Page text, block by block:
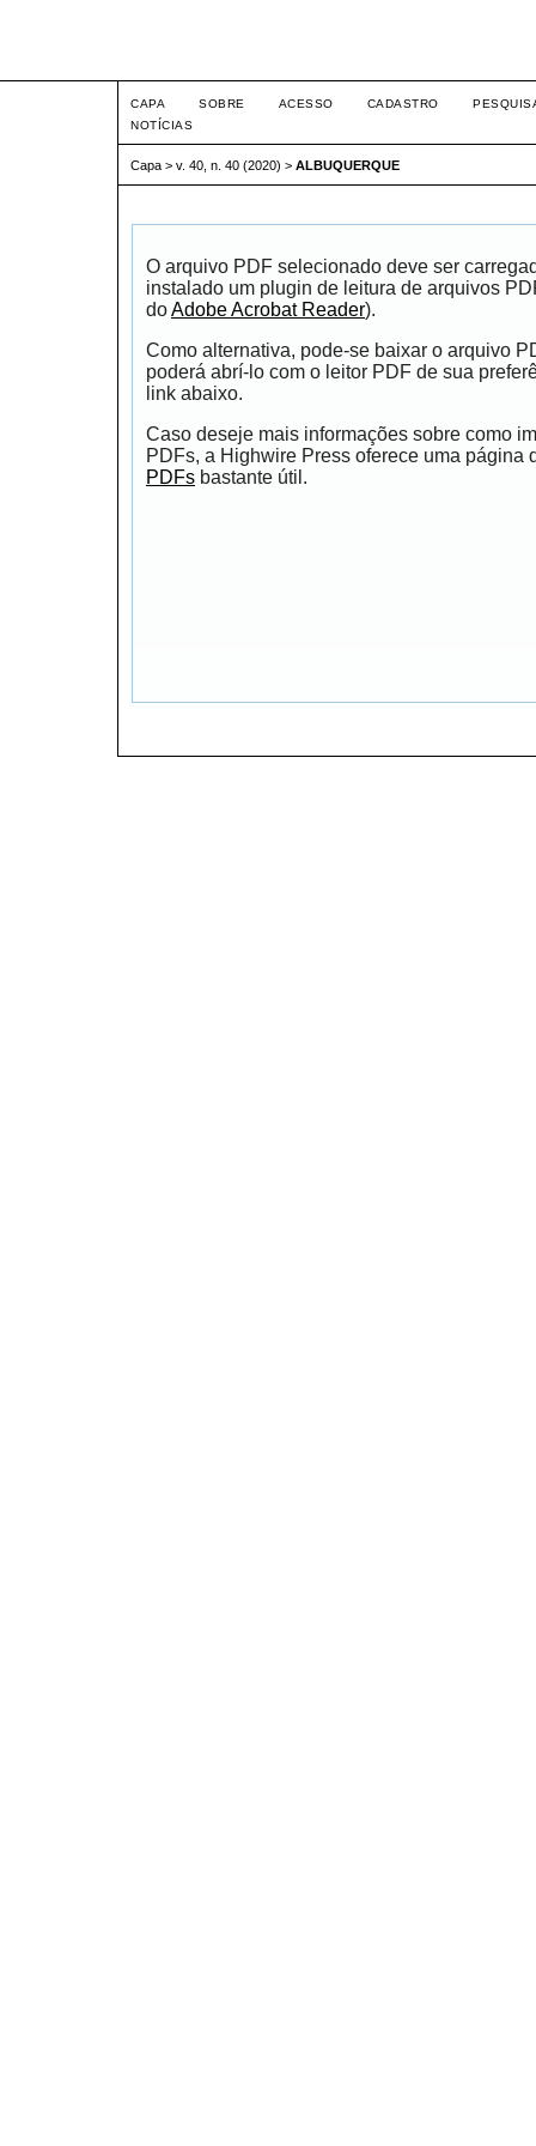
CAPA SOBRE ACESSO CADASTRO
NOTÍCIAS
Capa > v. 40, n. 40 (2020) > ALBUQUERQUE
O arquivo PDF selecionado deve ser
instalado um plugin de leitura de arquivos
doAdobe Acrobat Reader).
Como alternativa, pode-se baixar o arquivo
poderá abrí-lo com o leitor PDF de sua
link abaixo.
Caso deseje mais informações sobre como
PDFs, a Highwire Press oferece uma página
PDFs bastante útil.